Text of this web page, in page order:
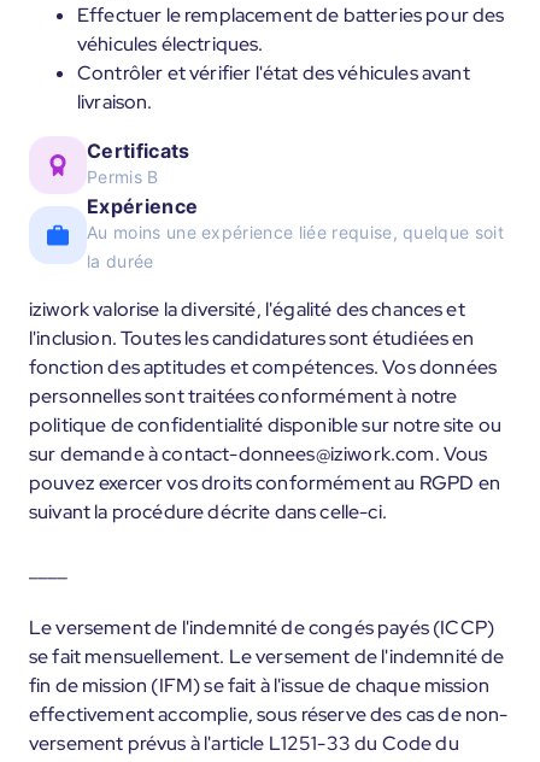
Effectuer le remplacement de batteries pour des
véhicules électriques.
Contrôler et vérifier l'état des véhicules avant
livraison.
Certificats
Permis B
Expérience
Au moins une expérience liée requise, quelque soit
la durée
iziwork valorise la diversité, l'égalité des chances et
l'inclusion. Toutes les candidatures sont étudiées en
fonction des aptitudes et compétences. Vos données
personnelles sont traitées conformément à notre
politique de confidentialité disponible sur notre site ou
sur demande à contact-donnees@iziwork.com. Vous
pouvez exercer vos droits conformément au RGPD en
suivant la procédure décrite dans celle-ci.
Le versement de l'indemnité de congés payés (ICCP)
se fait mensuellement. Le versement de l'indemnité de
fin de mission (IFM) se fait à l'issue de chaque mission
effectivement accomplie, sous réserve des cas de non-
versement prévus à l'article L1251-33 du Code du